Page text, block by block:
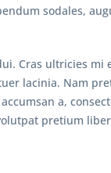
sodales,
Cras ultricies
lacinia. Nam
a,
pretium